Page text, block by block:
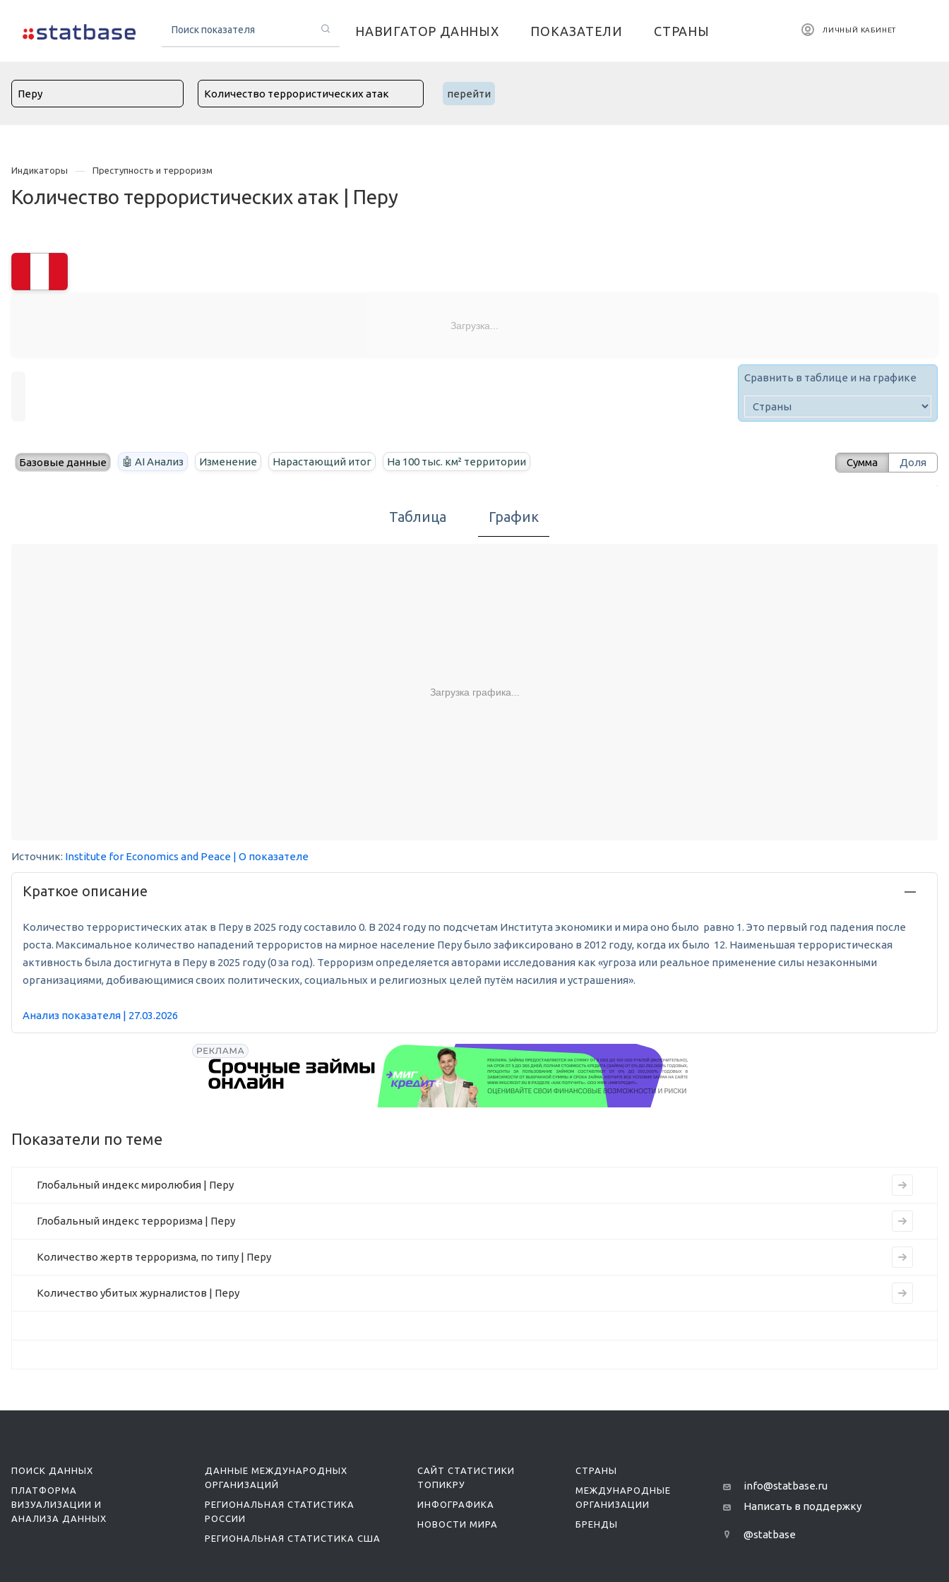
НАВИГАТОР ДАННЫХ ПОКАЗАТЕЛИ СТРАНЫ ЛИЧНЫЙ КАБИНЕТ
перейти
Индикаторы Преступность и терроризм
Количество террористических атак | Перу
Загрузка...
Сравнить в таблице и на графике
Базовые данные 🤖 AI Анализ Изменение Нарастающий итог На 100 тыс. км² территории Сумма Доля
Таблица График
Загрузка графика...
Источник: Institute for Economics and Peace | О показателе
Краткое описание
Количество террористических атак в Перу в 2025 году составило 0. В 2024 году по подсчетам Института экономики и мира оно было равно 1. Это первый год падения после
роста. Максимальное количество нападений террористов на мирное население Перу было зафиксировано в 2012 году, когда их было 12. Наименьшая террористическая
активность была достигнута в Перу в 2025 году (0 за год). Терроризм определяется авторами исследования как «угроза или реальное применение силы незаконными
организациями, добивающимися своих политических, социальных и религиозных целей путём насилия и устрашения».
Анализ показателя | 27.03.2026
Показатели по теме
Глобальный индекс миролюбия | Перу
Глобальный индекс терроризма | Перу
Количество жертв терроризма, по типу | Перу
Количество убитых журналистов | Перу
ПОИСК ДАННЫХ
ПЛАТФОРМА
ВИЗУАЛИЗАЦИИ И
АНАЛИЗА ДАННЫХ
ДАННЫЕ МЕЖДУНАРОДНЫХ
ОРГАНИЗАЦИЙ
РЕГИОНАЛЬНАЯ СТАТИСТИКА
РОССИИ
РЕГИОНАЛЬНАЯ СТАТИСТИКА США
САЙТ СТАТИСТИКИ
ТОПИКРУ
ИНФОГРАФИКА
НОВОСТИ МИРА
СТРАНЫ
МЕЖДУНАРОДНЫЕ
ОРГАНИЗАЦИИ
БРЕНДЫ
info@statbase.ru
Написать в поддержку
@statbase